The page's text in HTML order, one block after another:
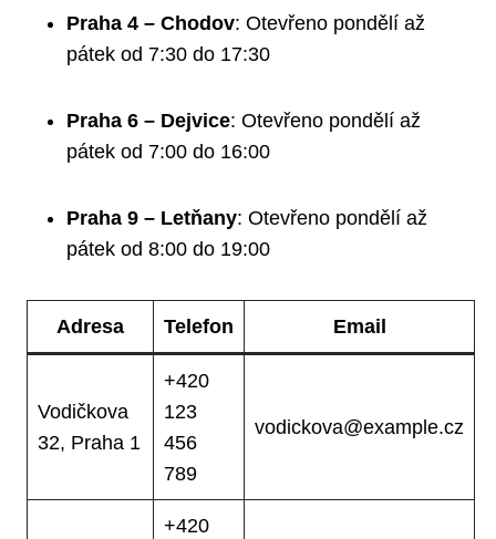
Praha 4 – Chodov: Otevřeno pondělí až
pátek od 7:30 do 17:30
Praha 6 – Dejvice: Otevřeno pondělí až
pátek od 7:00 do 16:00
Praha 9 – Letňany: Otevřeno pondělí až
pátek od 8:00 do 19:00
Adresa Telefon Email
Vodičkova
32, Praha 1
+420
123
456
789
vodickova@example.cz
+420